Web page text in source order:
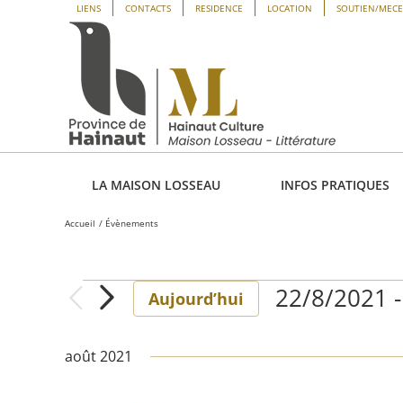
Panneau de gestion des cookies
LIENS CONTACTS RESIDENCE LOCATION SOUTIEN/
LA MAISON LOSSEAU INFOS PRATIQUES
Accueil Évènements
Évènements
Aujourd’hui 22/8/2021 -
une
août 2021